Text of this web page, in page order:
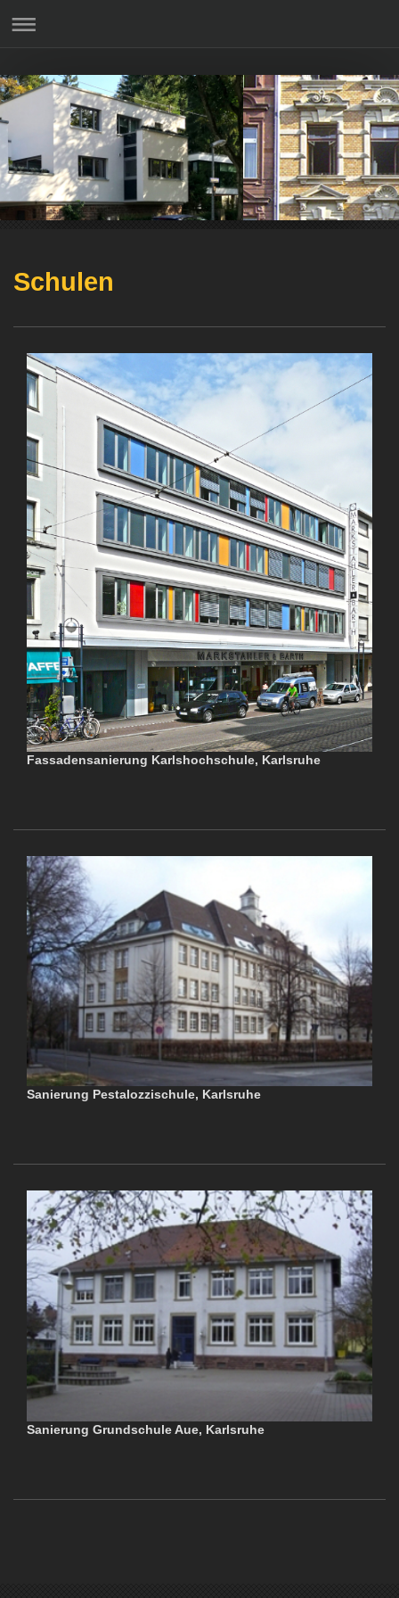
Schulen
Fassadensanierung Karlshochschule, Karlsruhe
Sanierung Pestalozzischule, Karlsruhe
Sanierung Grundschule Aue, Karlsruhe